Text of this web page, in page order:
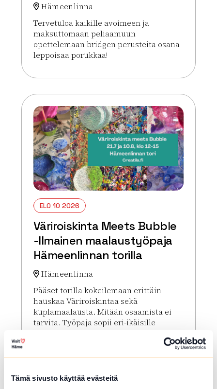
Tämä sivusto käyttää evästeitä
Hämeenlinna
Tervetuloa kaikille avoimeen ja
maksuttomaan peliaamuun
opettelemaan bridgen perusteita osana
leppoisaa porukkaa!
ELO 10 2026
Väriroiskinta Meets Bubble
-Ilmainen maalaustyöpaja
Hämeenlinnan torilla
Hämeenlinna
Pääset torilla kokeilemaan erittäin
hauskaa Väriroiskintaa sekä
kuplamaalausta. Mitään osaamista ei
tarvita. Työpaja sopii eri-ikäisille
Lue lisää tapahtumasta Väriroiskinta Meets